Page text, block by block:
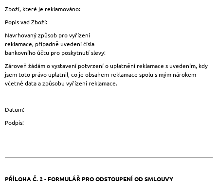
Zboží, které je reklamováno:
Popis vad Zboží:
Navrhovaný způsob pro vyřízení
reklamace, případně uvedení čísla
bankovního účtu pro poskytnutí slevy:
Zároveň žádám o vystavení potvrzení o uplatnění reklamace s uvedením, kdy
jsem toto právo uplatnil, co je obsahem reklamace spolu s mým nárokem
včetně data a způsobu vyřízení reklamace.
Datum:
Podpis:
PŘÍLOHA Č. 2 - FORMULÁŘ PRO ODSTOUPENÍ OD SMLOUVY